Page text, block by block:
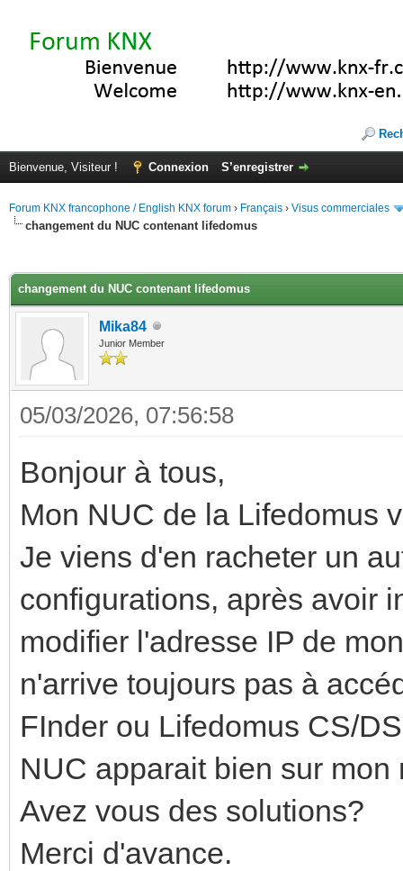
Bienvenue, Visiteur ! Connexion S’enregistrer
Forum KNX francophone / English KNX forum › Français › Visus commerciales
changement du NUC contenant lifedomus
changement du NUC contenant lifedomus
Mika84
Junior Member
05/03/2026, 07:56:58
Bonjour à tous,
Mon NUC de la Lifedomus
Je viens d'en racheter un
configurations, après avoir
modifier l'adresse IP de
n'arrive toujours pas à
FInder ou Lifedomus CS/
NUC apparait bien sur mon
Avez vous des solutions?
Merci d'avance.